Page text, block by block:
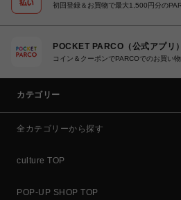
初回登録＆お買物で最大1,500円分の
POCKET PARCO（公式アプリ）
コイン＆クーポンでPARCOでのお買い
カテゴリー
全カテゴリーから探す
culture TOP
POP-UP SHOP TOP